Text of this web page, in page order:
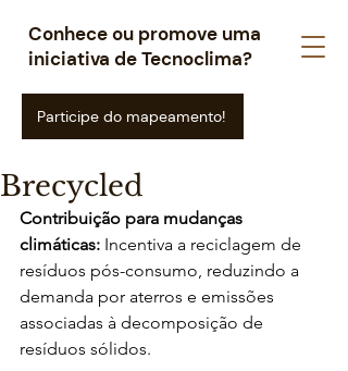
Conhece ou promove uma
iniciativa de Tecnoclima?
Participe do mapeamento!
Brecycled
Contribuição para mudanças
climáticas: Incentiva a reciclagem de
resíduos pós-consumo, reduzindo a
demanda por aterros e emissões
associadas à decomposição de
resíduos sólidos.